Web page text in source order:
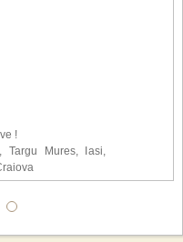
!
Targu Mures, Iasi,